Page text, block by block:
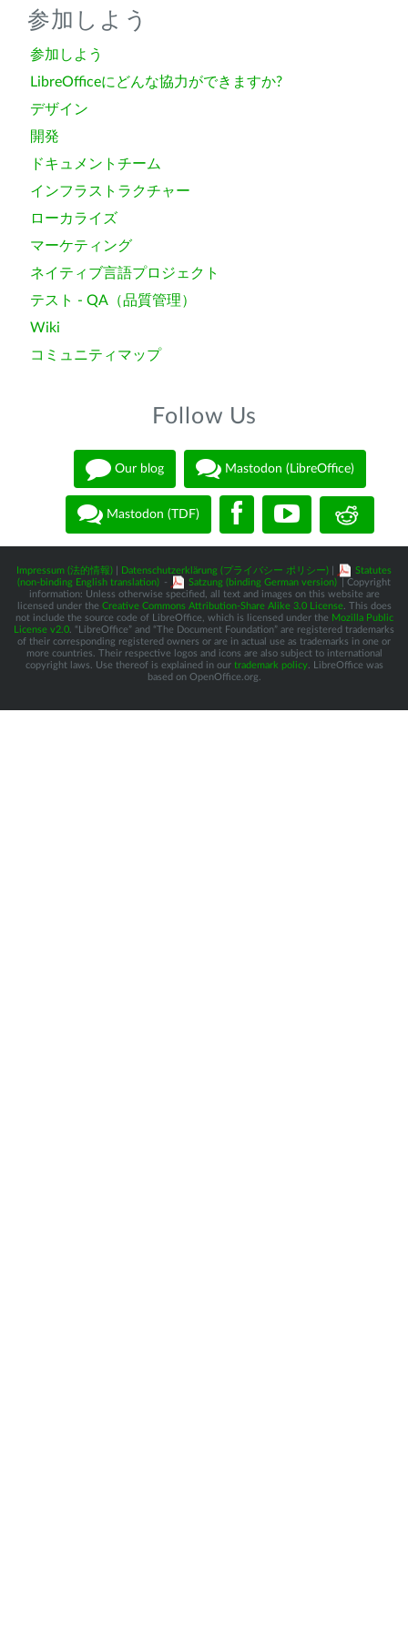
参加しよう
参加しよう
LibreOfficeにどんな協力ができますか?
デザイン
開発
ドキュメントチーム
インフラストラクチャー
ローカライズ
マーケティング
ネイティブ言語プロジェクト
テスト - QA（品質管理）
Wiki
コミュニティマップ
Follow Us
Our blog Mastodon (LibreOffice)
Mastodon (TDF)
Impressum (法的情報) Datenschutzerklärung (プライバシー ポリシー)
Statutes
(non-binding English translation) - Satzung (binding German version)
| Copyright
information: Unless otherwise specified, all text and images on this website are
licensed under the Creative Commons Attribution-Share Alike 3.0 License. This does
not include the source code of LibreOffice, which is licensed under the Mozilla Public
License v2.0 . “LibreOffice” and “The Document Foundation” are registered trademarks
of their corresponding registered owners or are in actual use as trademarks in one or
more countries. Their respective logos and icons are also subject to international
copyright laws. Use thereof is explained in our trademark policy. LibreOffice was
based on OpenOffice.org.